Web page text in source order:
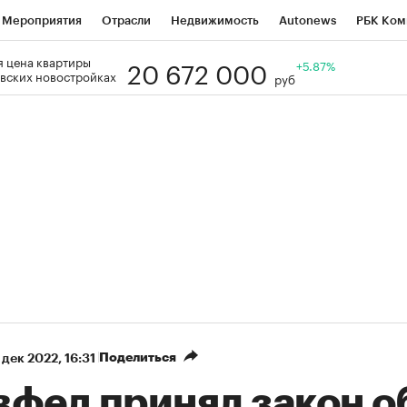
Мероприятия Отрасли Недвижимость Autonews РБК
Визионеры
цена квартиры
новостройках
20 672 000 руб
+5.87%
2022, 16:31 Поделиться